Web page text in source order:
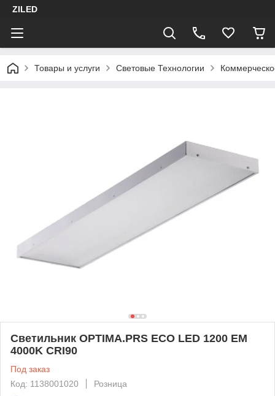
ZILED
Товары и услуги Световые Технологии
Светильник OPTIMA.PRS ECO LED 1200 EM
4000K CRI90
Под заказ
Код: 1138001020
Розница